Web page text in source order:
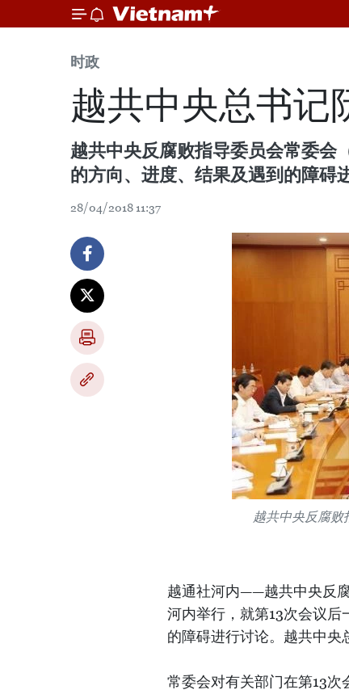
时政
越共中央总书记
越共中央反腐败指导委员会常委会
的方向、进度、结果及遇到的障碍
28/04/2018 11:37
越共中央反腐败
越通社河内——越共中央反
河内举行，就第13次会议后
的障碍进行讨论。越共中央
常委会对有关部门在第13